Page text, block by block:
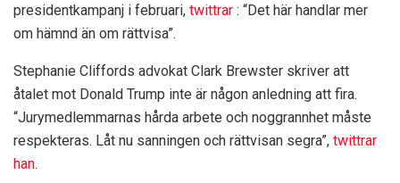
presidentkampanj i februari, twittrar : “Det här handlar mer
om hämnd än om rättvisa”.
Stephanie Cliffords advokat Clark Brewster skriver att
åtalet mot Donald Trump inte är någon anledning att fira.
“Jurymedlemmarnas hårda arbete och noggrannhet måste
respekteras. Låt nu sanningen och rättvisan segra”, twittrar
han.